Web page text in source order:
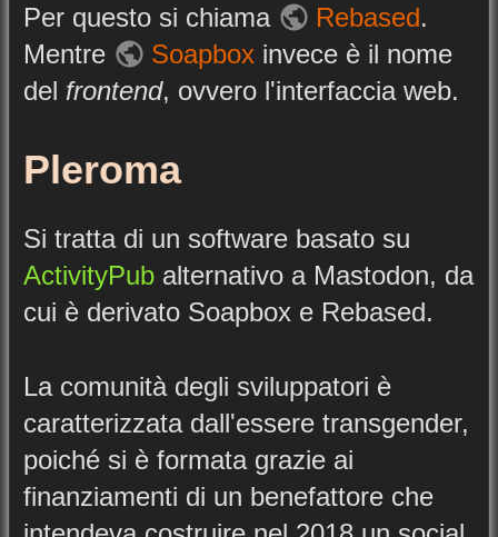
Per questo si chiama
Rebased.
Mentre
Soapboxinvece è il nome
del frontend, ovvero l'interfaccia web.
Pleroma
Si tratta di un software basato su
ActivityPub alternativo a Mastodon, da
cui è derivato Soapbox e Rebased.
La comunità degli sviluppatori è
caratterizzata dall'essere transgender,
poiché si è formata grazie ai
finanziamenti di un benefattore che